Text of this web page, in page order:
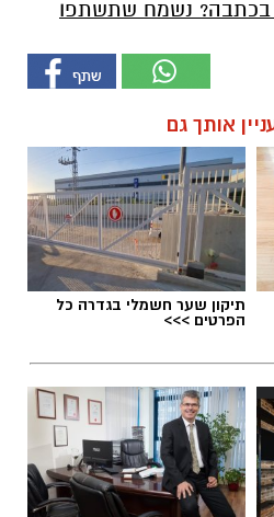
בכתבה? נשמח שתשתפו
אותך גם
תיקון שער חשמלי בגדרה כל
הפרטים >>>